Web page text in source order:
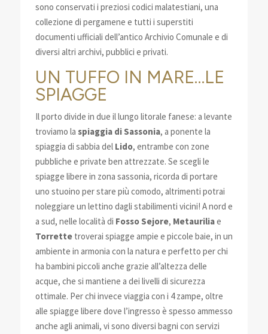
sono conservati i preziosi codici malatestiani, una
collezione di pergamene e tutti i superstiti
documenti ufficiali dell’antico Archivio Comunale e di
diversi altri archivi, pubblici e privati.
UN TUFFO IN MARE…LE
SPIAGGE
Il porto divide in due il lungo litorale fanese: a levante
troviamo la spiaggia di Sassonia, a ponente la
spiaggia di sabbia del Lido, entrambe con zone
pubbliche e private ben attrezzate. Se scegli le
spiagge libere in zona sassonia, ricorda di portare
uno stuoino per stare più comodo, altrimenti potrai
noleggiare un lettino dagli stabilimenti vicini! A nord e
a sud, nelle località di Fosso Sejore, Metauriliae
Torrettetroverai spiagge ampie e piccole baie, in un
ambiente in armonia con la natura e perfetto per chi
ha bambini piccoli anche grazie all’altezza delle
acque, che si mantiene a dei livelli di sicurezza
ottimale. Per chi invece viaggia con i 4 zampe, oltre
alle spiagge libere dove l’ingresso è spesso ammesso
anche agli animali, vi sono diversi bagni con servizi